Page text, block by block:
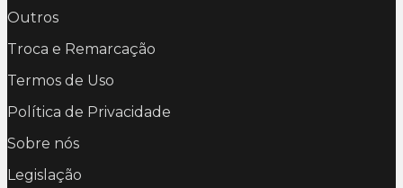
Outros
Troca e Remarcação
Termos de Uso
Política de Privacidade
Sobre nós
Legislação